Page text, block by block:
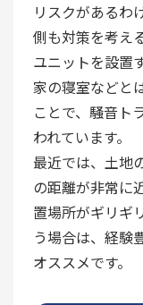
リスクがあるわ
側も対策を考え
ユニットを設置
家の寝室などと
ことで、騒音ト
われています。
最近では、土地
の距離が非常に
置場所がギリギ
う場合は、経験
オススメです。